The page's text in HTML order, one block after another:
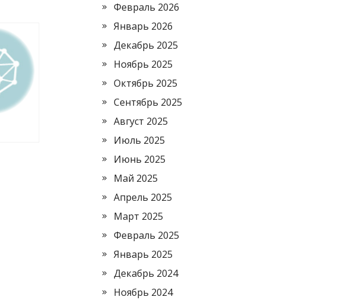
Февраль 2026
Январь 2026
Декабрь 2025
Ноябрь 2025
Октябрь 2025
Сентябрь 2025
Август 2025
Июль 2025
Июнь 2025
Май 2025
Апрель 2025
Март 2025
Февраль 2025
Январь 2025
Декабрь 2024
Ноябрь 2024